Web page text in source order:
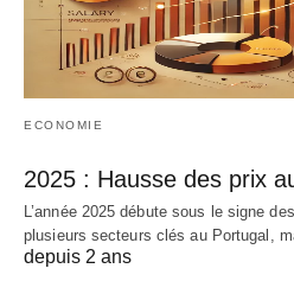
ECONOMIE
2025 : Hausse des prix
L’année 2025 débute sous le signe
plusieurs secteurs clés au Portugal,
depuis 2 ans